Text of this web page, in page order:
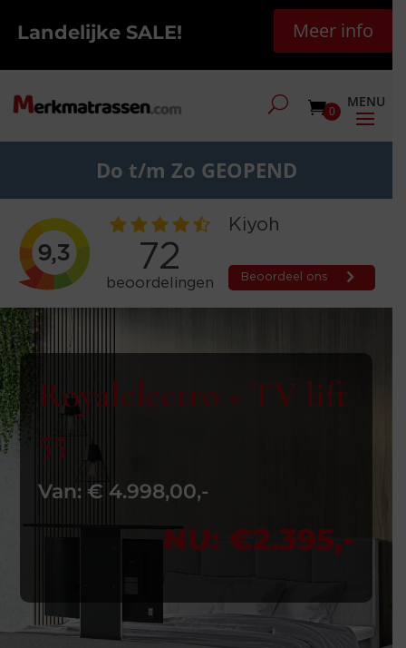
Landelijke SALE! Meer info
0
Do t/m Zo GEOPEND
Royalelectro + TV lift
55
Van: € 4.998,00,-
NU: €2.395,-